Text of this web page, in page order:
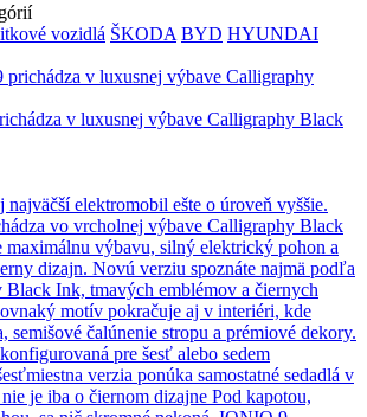
vozidlá ŠKODA BYD HYUNDAI
v luxusnej výbave Calligraphy Black
elektromobil ešte o úroveň vyššie.
vo vrcholnej výbave Calligraphy Black
výbavu, silný elektrický pohon a
dizajn. Novú verziu spoznáte najmä podľa
Ink, tmavých emblémov a čiernych
motív pokračuje aj v interiéri, kde
semišové čalúnenie stropu a prémiové dekory.
pre šesť alebo sedem
verzia ponúka samostatné sedadlá v
je iba o čiernom dizajne Pod kapotou,